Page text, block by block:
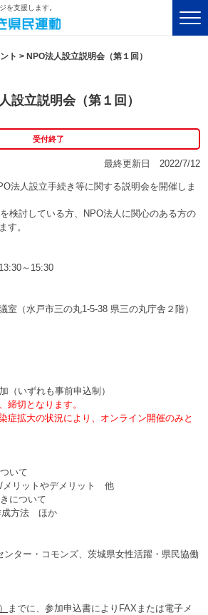
を支援します。
ト > NPO法人設立説明会（第１回）
設立説明会（第１回）
受付終了
最終更新日 2022/7/12
法人設立手続き等に関する説明会を開催しま
検討している方、NPO法人に関心のある方の
す。
～15:30
室（水戸市三の丸1-5-38 県三の丸庁舎２階）
（いずれも事前申込制）
締切となります。
症拡大の状況により、オンライン開催のみと
いて
/メリットやデメリット 他
について
成方法 ほか
ター・コモンズ、茨城県女性活躍・県民協働
までに、参加申込書によりFAXまたは電子メ